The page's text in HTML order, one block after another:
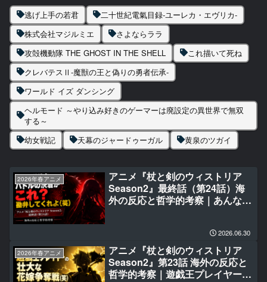
逃げ上手の若君
二十世紀電氣目録-ユーレカ・エヴリカ-
株式会社マジルミエ
さよならララ
攻殻機動隊 THE GHOST IN THE SHELL
これ描いて死ね
クレバテスⅡ-魔獣の王と偽りの勇者伝承-
ワールド イズ ダンシング
ヘルモード ～やり込み好きのゲーマーは廃設定の異世界で無双
する～
幼女戦記
天幕のジャードゥーガル 黄泉のツガイ
2026年春アニメ
アニメ『杖と剣のウィストリア
Season2』最終話（第24話）海
外の反応と哲学的考察｜あんな壮
2026.06.30
2026年春アニメ
アニメ『杖と剣のウィストリア
Season2』第23話 海外の反応と
哲学的考察｜遊戯王プレイヤーの